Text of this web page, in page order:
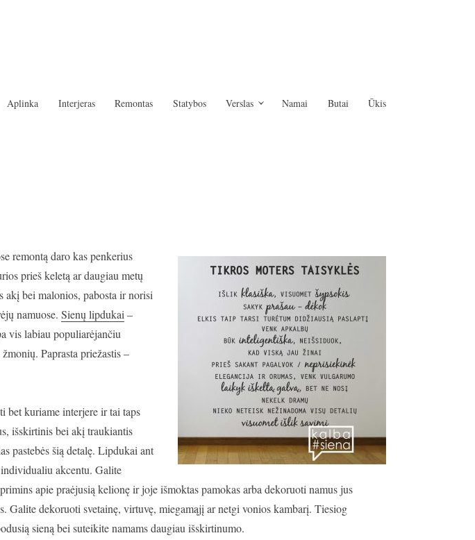
Aplinka Interjeras Remontas Statybos Verslas Namai Butai Ūkis
remontą daro kas penkerius
prieš keletą ar daugiau metų
akį bei malonios, pabosta ir norisi
namuose.Sienų lipdukai–
vis labiau populiarėjančiu
Paprasta priežastis –
bet kuriame interjere ir tai taps
išskirtinis bei akį traukiantis
pastebės šią detalę. Lipdukai ant
akcentu. Galite
apie praėjusią kelionę ir joje išmoktas pamokas arba dekoruoti namus jus
Galite dekoruoti svetainę, virtuvę, miegamąjį ar netgi vonios kambarį. Tiesiog
sieną bei suteikite namams daugiau išskirtinumo.